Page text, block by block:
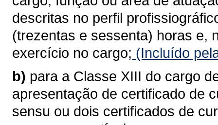
descritas no perfil
(trezentas e sessenta) horas e,
exercício no cargo; (Incluído
b) para a Classe XIII do cargo
apresentação de certificado de
sensu ou dois certificados de